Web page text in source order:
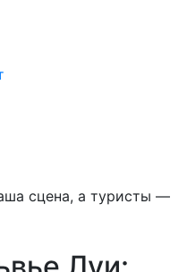
сцена, а туристы —